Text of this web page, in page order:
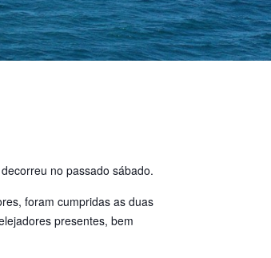
no passado sábado.
foram cumpridas as duas
presentes, bem